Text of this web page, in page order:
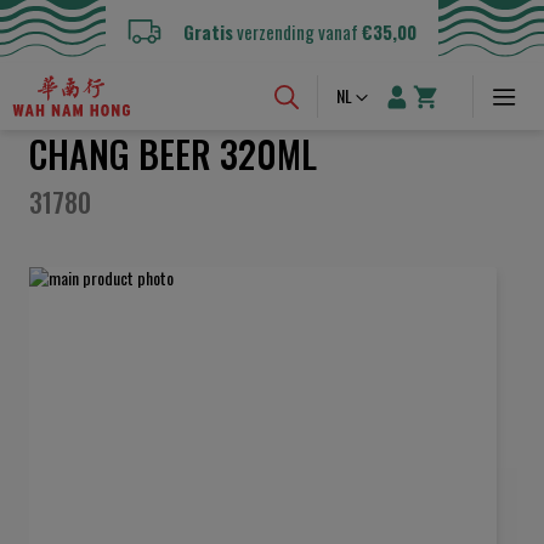
Gratisverzending vanaf€35,00
Taal
NL
CHANG BEER 320ML
31780
Ga